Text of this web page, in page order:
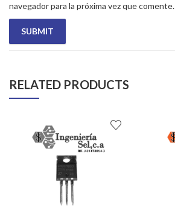
navegador para la próxima vez que comente.
RELATED PRODUCTS